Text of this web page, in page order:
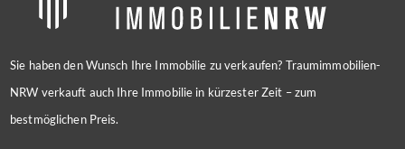
Sie haben den Wunsch Ihre Immobilie zu verkaufen? Traumimmobilien-
NRW verkauft auch Ihre Immobilie in kürzester Zeit – zum
bestmöglichen Preis.